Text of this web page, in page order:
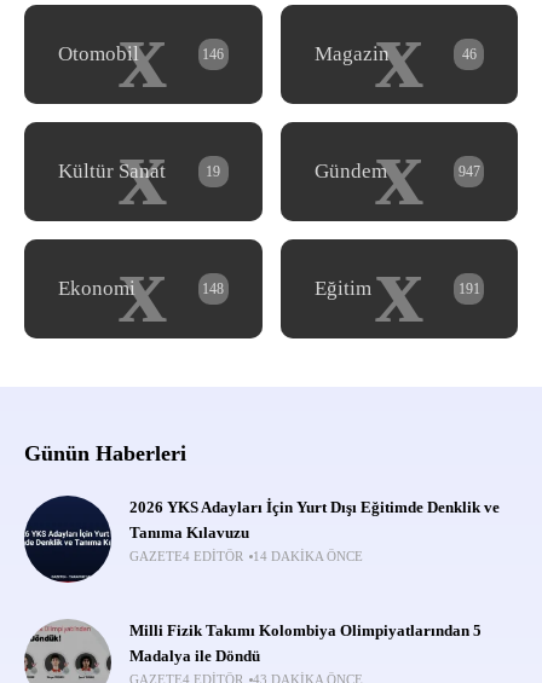
x
Otomobil 146 x
Magazin 46
x
Kültür Sanat 19 x
Gündem 947
x
Ekonomi 148 x
Eğitim 191
Günün Haberleri
2026 YKS Adayları İçin Yurt Dışı Eğitimde Denklik ve
Tanıma Kılavuzu
GAZETE4 EDITÖR 14 DAKIKA ÖNCE
Milli Fizik Takımı Kolombiya Olimpiyatlarından 5
Madalya ile Döndü
GAZETE4 EDITÖR 43 DAKIKA ÖNCE